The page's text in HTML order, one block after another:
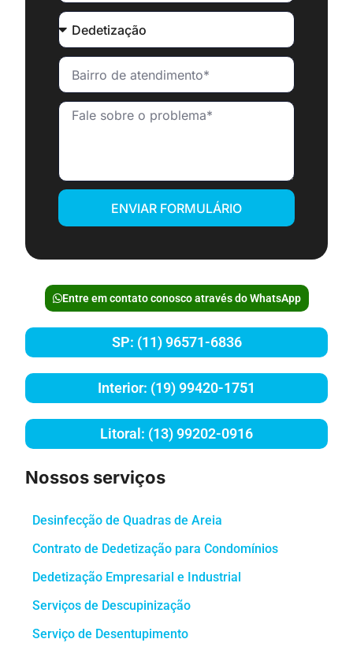
ENVIAR FORMULÁRIO
Entre em contato conosco através do WhatsApp
SP: (11) 96571-6836
Interior: (19) 99420-1751
Litoral: (13) 99202-0916
Nossos serviços
Desinfecção de Quadras de Areia
Contrato de Dedetização para Condomínios
Dedetização Empresarial e Industrial
Serviços de Descupinização
Serviço de Desentupimento